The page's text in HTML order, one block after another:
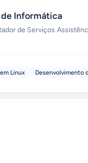
de Informática
de Serviços·
Linux Desenvolvimento